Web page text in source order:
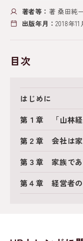
著者等： 著 桑田純
出版年月： 2018年11
目次
はじめに
第１章 「山林
第２章 会社は
第３章 家族であ
第４章 経営者